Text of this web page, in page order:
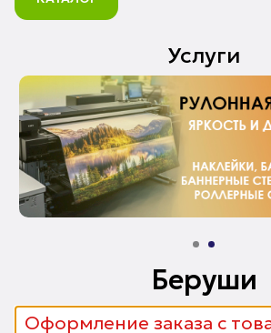
Услуги
Беруши
Оформление заказа с